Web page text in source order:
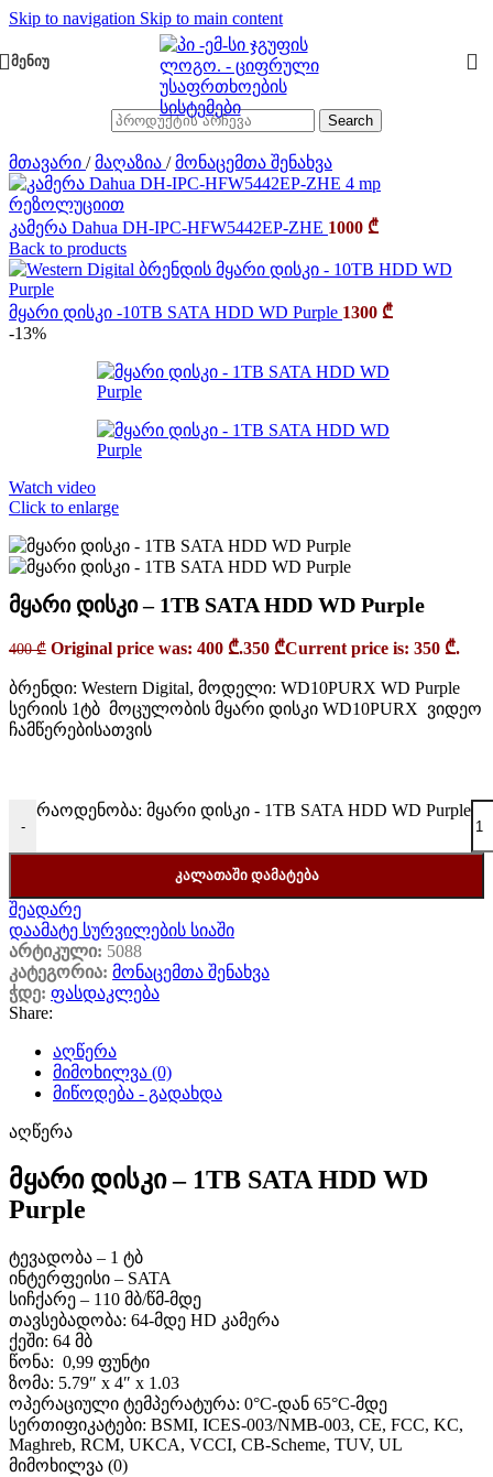
Skip to navigation Skip to main content
ᲛᲔᲜᲘᲣ
Search
მთავარი / მაღაზია / მონაცემთა შენახვა
კამერა Dahua DH-IPC-HFW5442EP-ZHE 1000 ₾
Back to products
მყარი დისკი -10TB SATA HDD WD Purple 1300 ₾
-13%
Watch video
Click to enlarge
მყარი დისკი – 1TB SATA HDD WD Purple
400₾ Original price was: 400 ₾.350 ₾Current price is: 350 ₾.
ბრენდი: Western Digital, მოდელი: WD10PURX WD Purple
სერიის 1ტბ მოცულობის მყარი დისკი WD10PURX ვიდეო
ჩამწერებისათვის
-
რაოდენობა: მყარი დისკი - 1TB SATA HDD WD Purple
ᲙᲐᲚᲐᲗᲐᲨᲘ ᲓᲐᲛᲐᲢᲔᲑᲐ
შეადარე
დაამატე სურვილების სიაში
არტიკული: 5088
კატეგორია: მონაცემთა შენახვა
ჭდე: ფასდაკლება
Share:
აღწერა
მიმოხილვა (0)
მიწოდება - გადახდა
აღწერა
მყარი დისკი – 1TB SATA HDD WD
Purple
ტევადობა – 1 ტბ
ინტერფეისი – SATA
სიჩქარე – 110 მბ/წმ-მდე
თავსებადობა: 64-მდე HD კამერა
ქეში: 64 მბ
წონა: 0,99 ფუნტი
ზომა: 5.79″ x 4″ x 1.03
ოპერაციული ტემპერატურა: 0°C-დან 65°C-მდე
სერთიფიკატები: BSMI, ICES-003/NMB-003, CE, FCC, KC,
Maghreb, RCM, UKCA, VCCI, CB-Scheme, TUV, UL
მიმოხილვა (0)